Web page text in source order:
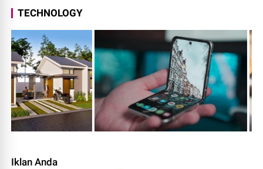
TECHNOLOGY
Iklan Anda